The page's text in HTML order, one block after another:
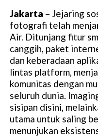
Jakarta – Jejaring
fotografi telah
Air. Ditunjang fitur
canggih, paket
dan keberadaan
lintas platform,
komunitas dengan
seluruh dunia.
sisipan disini,
utama untuk saling
menunjukan